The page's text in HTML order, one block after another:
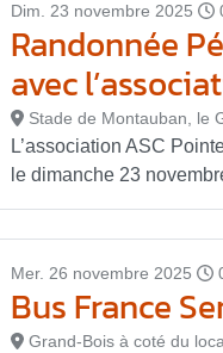
Dim. 23 novembre 2025
Randonnée
avec
Stade de Montauban, le
L’association ASC
le dimanche 23
Mer. 26 novembre 2025
Bus France
Grand-Bois à coté du